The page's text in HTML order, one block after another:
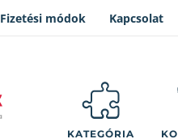
Fizetési módok Kapcsolat
KATEGÓRIA